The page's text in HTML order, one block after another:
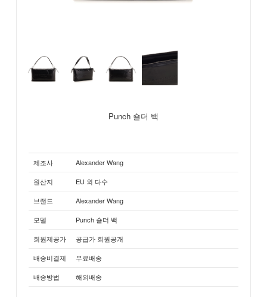
Punch 숄더 백
제조사
Alexander Wang
원산지
EU 외 다수
브랜드
Alexander Wang
모델
Punch 숄더 백
회원제공가
공급가 회원공개
배송비결제
무료배송
배송방법
해외배송